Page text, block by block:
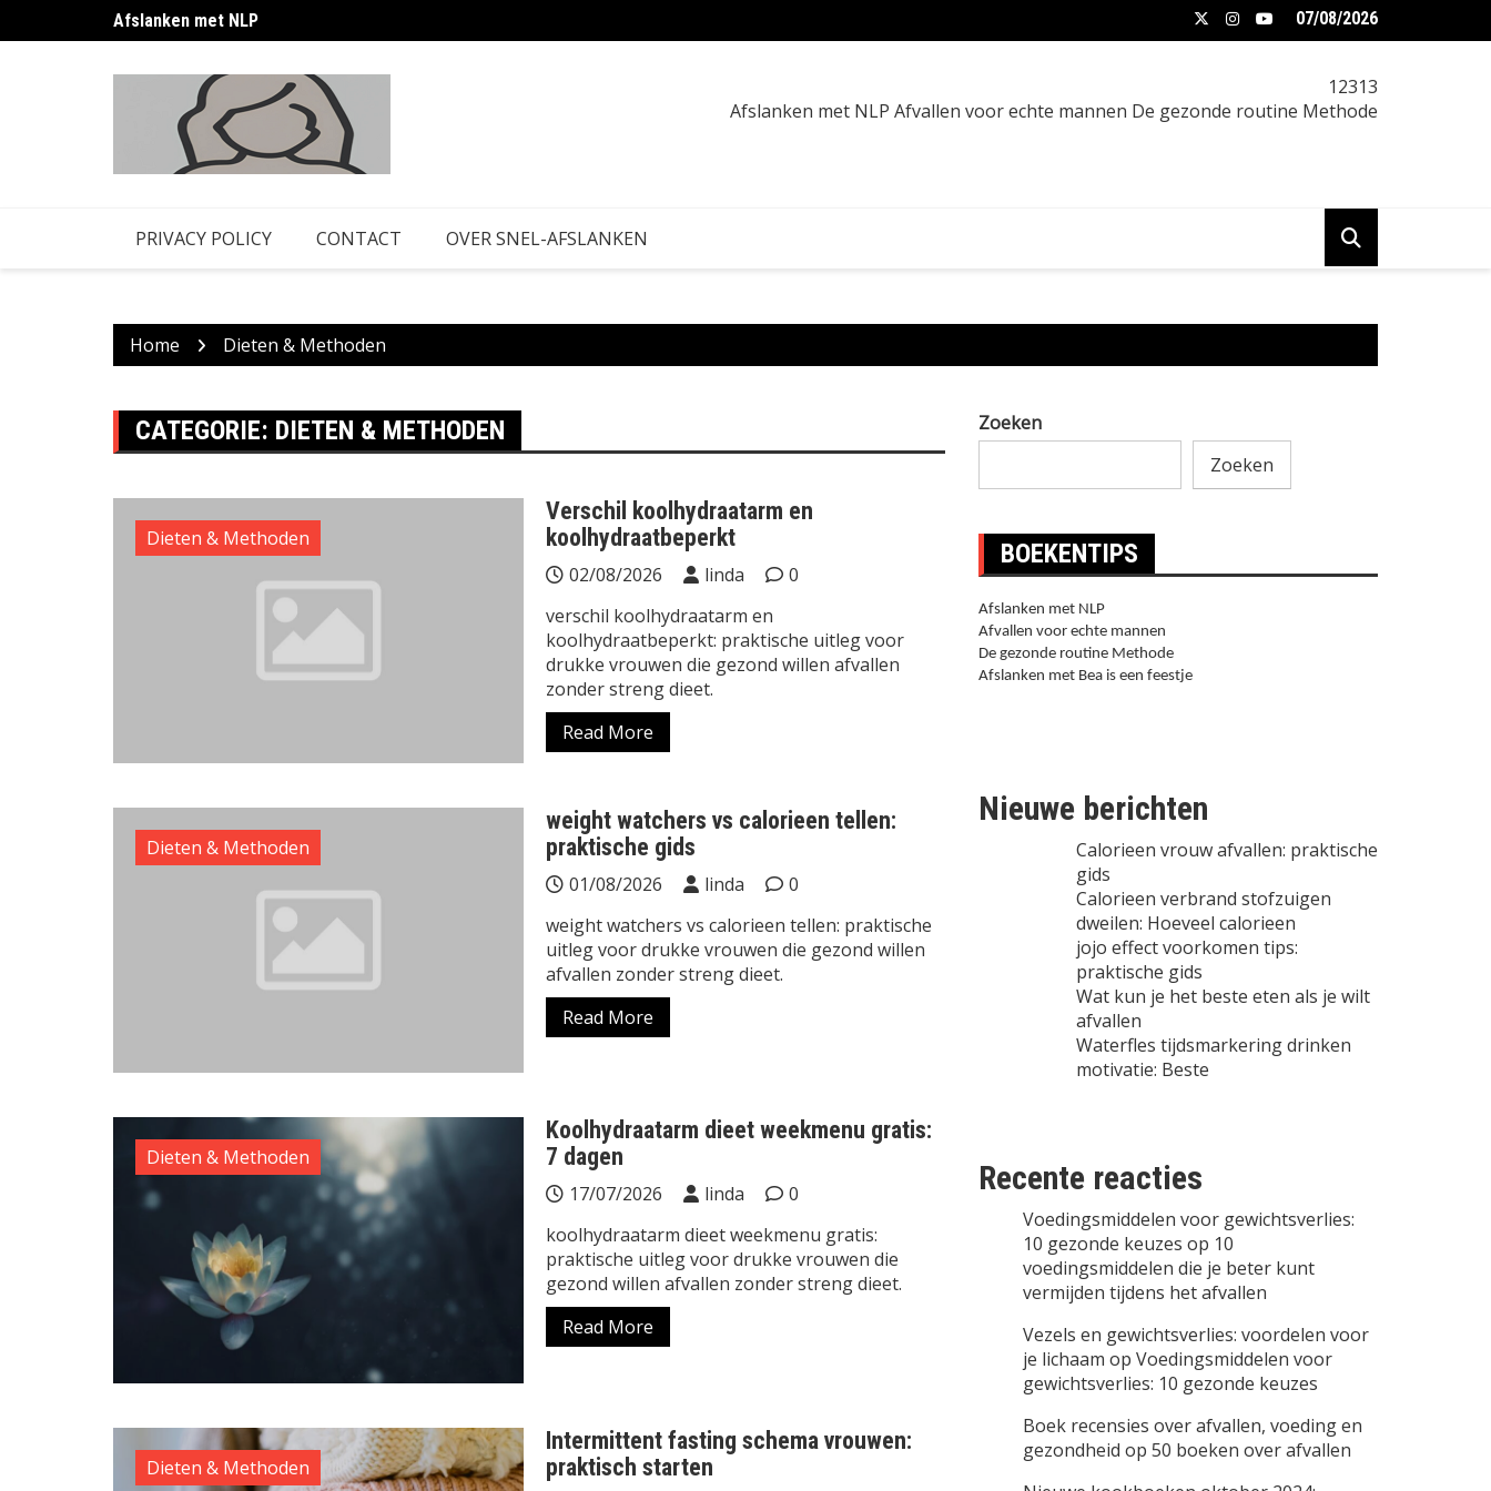
to
Afslanken met NLP Calorieen vrouw afvallen: praktische gids 07/08/2026
12313
Afslanken met NLP Afvallen voor echte mannen De gezonde routine Methode
PRIVACY POLICY CONTACT OVER SNEL-AFSLANKEN
Home Dieten & Methoden
CATEGORIE: DIETEN & METHODEN
Dieten & Methoden
Verschil koolhydraatarm en
koolhydraatbeperkt
02/08/2026 linda
0
verschil koolhydraatarm en
koolhydraatbeperkt: praktische uitleg voor
drukke vrouwen die gezond willen afvallen
zonder streng dieet.
Read More
Dieten & Methoden
weight watchers vs calorieen tellen:
praktische gids
01/08/2026 linda
0
weight watchers vs calorieen tellen: praktische
uitleg voor drukke vrouwen die gezond willen
afvallen zonder streng dieet.
Read More
Dieten & Methoden
Koolhydraatarm dieet weekmenu gratis:
7 dagen
17/07/2026 linda
0
koolhydraatarm dieet weekmenu gratis:
praktische uitleg voor drukke vrouwen die
gezond willen afvallen zonder streng dieet.
Read More
Dieten & Methoden
Intermittent fasting schema vrouwen:
praktisch starten
Zoeken
Zoeken
BOEKENTIPS
Afslanken met NLP
Afvallen voor echte mannen
De gezonde routine Methode
Afslanken met Bea is een feestje
Nieuwe berichten
Calorieen vrouw afvallen: praktische
gids
Calorieen verbrand stofzuigen
dweilen: Hoeveel calorieen
jojo effect voorkomen tips:
praktische gids
Wat kun je het beste eten als je wilt
afvallen
Waterfles tijdsmarkering drinken
motivatie: Beste
Recente reacties
Voedingsmiddelen voor gewichtsverlies:
10 gezonde keuzes op 10
voedingsmiddelen die je beter kunt
vermijden tijdens het afvallen
Vezels en gewichtsverlies: voordelen voor
je lichaam op Voedingsmiddelen voor
gewichtsverlies: 10 gezonde keuzes
Boek recensies over afvallen, voeding en
gezondheid op 50 boeken over afvallen